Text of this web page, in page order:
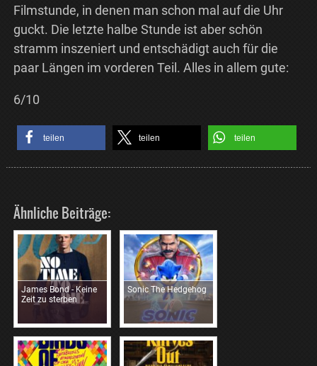
Filmstunde, in denen man schon mal auf die Uhr
guckt. Die letzte halbe Stunde ist aber schön
stramm inszeniert und entschädigt auch für die
paar Längen im vorderen Teil. Alles in allem gute:
6/10
teilen teilen teilen
Ähnliche Beiträge:
James Bond - Keine
Zeit zu sterben
Sonic The Hedgehog